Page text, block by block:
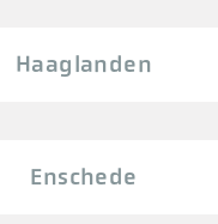
Haaglanden
Enschede